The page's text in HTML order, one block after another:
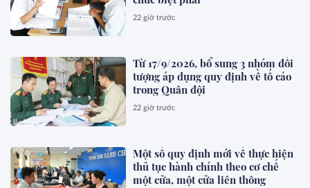
22 giờ trước
Từ 17/9/2026, bổ sung 3 nhóm đối
tượng áp dụng quy định về tố cáo
trong Quân đội
22 giờ trước
Một số quy định mới về thực hiện
thủ tục hành chính theo cơ chế
một cửa, một cửa liên thông